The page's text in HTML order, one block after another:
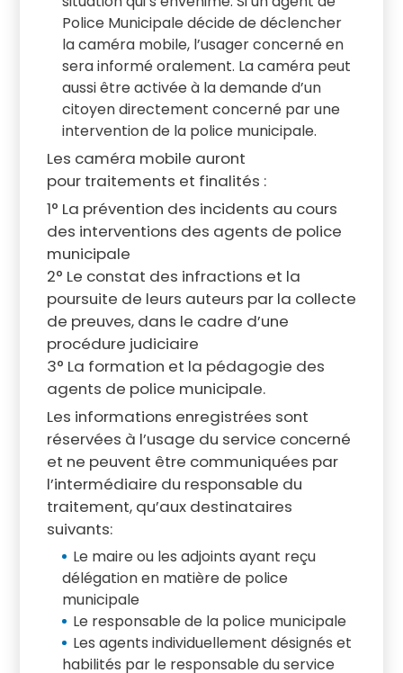
Police Municipale décide de déclencher
la caméra mobile, l’usager concerné en
sera informé oralement. La caméra peut
aussi être activée à la demande d’un
citoyen directement concerné par une
intervention de la police municipale.
Les caméra mobile auront
pour traitements et finalités :
1° La prévention des incidents au cours
des interventions des agents de police
municipale
2° Le constat des infractions et la
poursuite de leurs auteurs par la collecte
de preuves, dans le cadre d’une
procédure judiciaire
3° La formation et la pédagogie des
agents de police municipale.
Les informations enregistrées sont
réservées à l’usage du service concerné
et ne peuvent être communiquées par
l’intermédiaire du responsable du
traitement, qu’aux destinataires
suivants:
Le maire ou les adjoints ayant reçu
délégation en matière de police
municipale
Le responsable de la police municipale
Les agents individuellement désignés et
habilités par le responsable du service